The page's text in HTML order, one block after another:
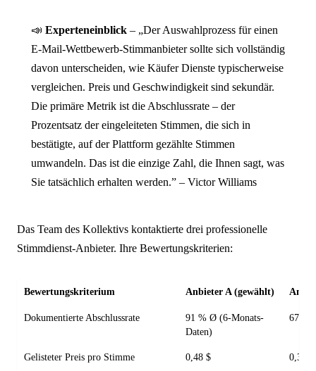
📣 Experteneinblick – „Der Auswahlprozess für einen
E-Mail-Wettbewerb-Stimmanbieter sollte sich vollständig
davon unterscheiden, wie Käufer Dienste typischerweise
vergleichen. Preis und Geschwindigkeit sind sekundär.
Die primäre Metrik ist die Abschlussrate – der
Prozentsatz der eingeleiteten Stimmen, die sich in
bestätigte, auf der Plattform gezählte Stimmen
umwandeln. Das ist die einzige Zahl, die Ihnen sagt, was
Sie tatsächlich erhalten werden.” – Victor Williams
Das Team des Kollektivs kontaktierte drei professionelle
Stimmdienst-Anbieter. Ihre Bewertungskriterien:
Bewertungskriterium Anbieter A (gewählt)
Dokumentierte Abschlussrate
91 % Ø (6-Monats-
Daten)
67 %
Gelisteter Preis pro Stimme 0,48 $ 0,31 $